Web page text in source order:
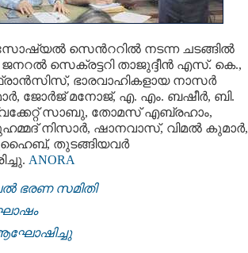
സെൻററിൽ നടന്ന ചടങ്ങിൽ
സെക്രട്ടറി താജുദ്ദീൻ എസ്. കെ.,
ഭാരവാഹികളായ നാസർ
ജോർജ് മനോജ്, എ. എം. ബഷീർ, ബി.
സാബു, തോമസ് എബ്രഹാം,
നിസാർ, ഷാനവാസ്, വിമൽ കുമാർ,
തുടങ്ങിയവർ
ANORA
ഭരണ സമിതി